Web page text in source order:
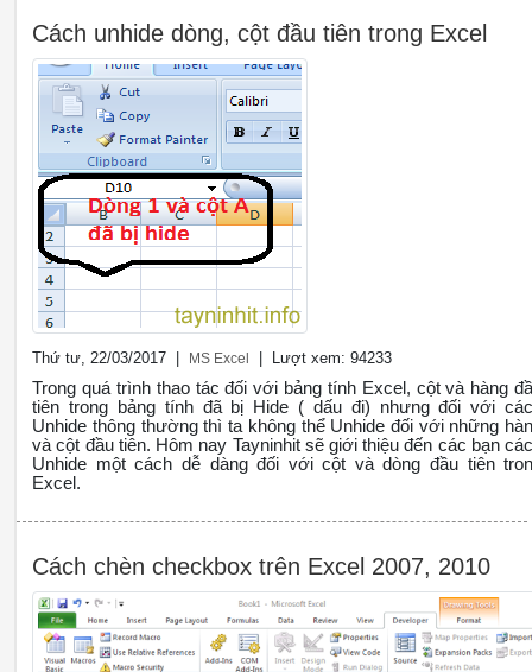
Cách unhide dòng, cột đầu tiên trong Excel
Thứ tư, 22/03/2017 | MS Excel | Lượt xem: 94233
Trong quá trình thao tác đối với bảng tính Excel, cột và hàng
tiên trong bảng tính đã bị Hide ( dấu đi) nhưng đối với
Unhide thông thường thì ta không thể Unhide đối với những
và cột đầu tiên. Hôm nay Tayninhit sẽ giới thiệu đến các bạn
Unhide một cách dễ dàng đối với cột và dòng đầu tiên
Excel.
Cách chèn checkbox trên Excel 2007, 2010